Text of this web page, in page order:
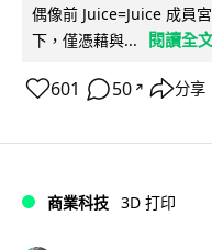
偶像前 Juice=Juice 成員
下，僅憑藉與...
閱讀全
601 50 ↗ 分享
商業科技 3D 打印